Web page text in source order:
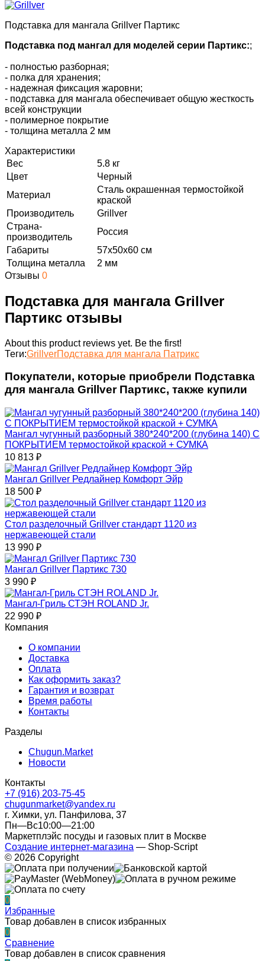
Подставка для мангала Grillver Партикс
Подставка под мангал для моделей серии Партикс:;
- полностью разборная;
- полка для хранения;
- надежная фиксация жаровни;
- подставка для мангала обеспечивает общую жесткость
всей конструкции
- полимерное покрытие
- толщина металла 2 мм
Характеристики
Вес
5.8 кг
Цвет
Черный
Материал
Сталь окрашенная термостойкой
краской
Производитель
Grillver
Страна-
производитель
Россия
Габариты
57х50х60 см
Толщина металла
2 мм
Отзывы 0
Подставка для мангала Grillver
Партикс отзывы
About this product reviews yet. Be the first!
Теги:GrillverПодставка для мангала Патрикс
Покупатели, которые приобрели Подставка
для мангала Grillver Партикс, также купили
Мангал чугунный разборный 380*240*200 (глубина 140) С
ПОКРЫТИЕМ термостойкой краской + СУМКА
10 813 ₽
Мангал Grillver Редлайнер Комфорт Эйр
18 500 ₽
Стол разделочный Grillver cтандарт 1120 из
нержавеющей стали
13 990 ₽
Мангал Grillver Партикс 730
3 990 ₽
Мангал-Гриль СТЭН ROLAND Jr.
22 990 ₽
Компания
О компании
Доставка
Оплата
Как оформить заказ?
Гарантия и возврат
Время работы
Контакты
Разделы
Chugun.Market
Новости
Контакты
+7 (916) 203-75-45
chugunmarket@yandex.ru
г. Химки, ул. Панфилова, 37
Пн—Вс10:00—21:00
Маркетплэйс посуды и газовых плит в Москве
Создание интернет-магазина — Shop-Script
© 2026 Copyright
0
Избранные
Товар добавлен в список избранных
0
Сравнение
Товар добавлен в список сравнения